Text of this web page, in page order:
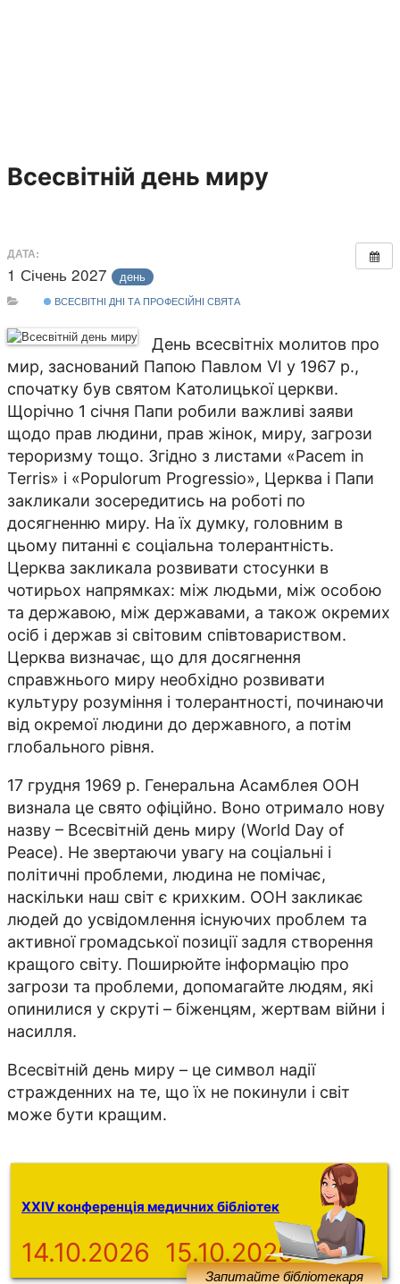
Всесвітній день миру
ДАТА:
1 Січень 2027 день
ВСЕСВІТНІ ДНІ ТА ПРОФЕСІЙНІ СВЯТА
День всесвітніх молитов про
мир, заснований Папою Павлом VI у 1967 р.,
спочатку був святом Католицької церкви.
Щорічно 1 січня Папи робили важливі заяви
щодо прав людини, прав жінок, миру, загрози
тероризму тощо. Згідно з листами «Pacem in
Terris» і «Populorum Progressio», Церква і Папи
закликали зосередитись на роботі по
досягненню миру. На їх думку, головним в
цьому питанні є соціальна толерантність.
Церква закликала розвивати стосунки в
чотирьох напрямках: між людьми, між особою
та державою, між державами, а також окремих
осіб і держав зі світовим співтовариством.
Церква визначає, що для досягнення
справжнього миру необхідно розвивати
культуру розуміння і толерантності, починаючи
від окремої людини до державного, а потім
глобального рівня.
17 грудня 1969 р. Генеральна Асамблея ООН
визнала це свято офіційно. Воно отримало нову
назву – Всесвітній день миру (World Day of
Peace). Не звертаючи увагу на соціальні і
політичні проблеми, людина не помічає,
наскільки наш світ є крихким. ООН закликає
людей до усвідомлення існуючих проблем та
активної громадської позиції задля створення
кращого світу. Поширюйте інформацію про
загрози та проблеми, допомагайте людям, які
опинилися у скруті – біженцям, жертвам війни і
насилля.
Всесвітній день миру – це символ надії
стражденних на те, що їх не покинули і світ
може бути кращим.
XXIV конференція медичних бібліотек
14.10.2026 15.10.2026